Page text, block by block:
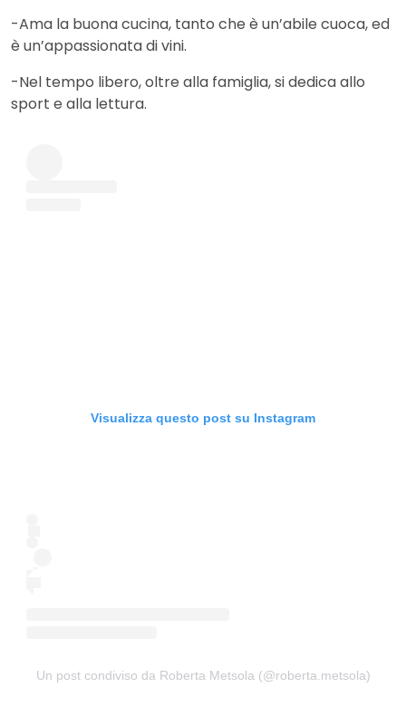
-Ama la buona cucina, tanto che è un’abile cuoca, ed
è un’appassionata di vini.
-Nel tempo libero, oltre alla famiglia, si dedica allo
sport e alla lettura.
Visualizza questo post su Instagram
Un post condiviso da Roberta Metsola (@roberta.metsola)